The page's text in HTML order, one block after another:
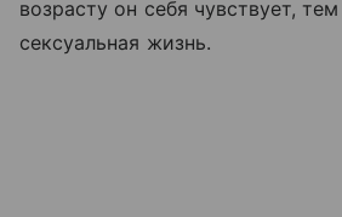
возрасту он себя чувствует,
сексуальная жизнь.